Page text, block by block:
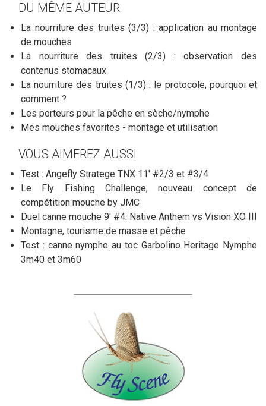
DU MÊME AUTEUR
La nourriture des truites (3/3) : application au montage
de mouches
La nourriture des truites (2/3) : observation des
contenus stomacaux
La nourriture des truites (1/3) : le protocole, pourquoi et
comment ?
Les porteurs pour la pêche en sèche/nymphe
Mes mouches favorites - montage et utilisation
VOUS AIMEREZ AUSSI
Test : Angefly Stratege TNX 11' #2/3 et #3/4
Le Fly Fishing Challenge, nouveau concept de
compétition mouche by JMC
Duel canne mouche 9' #4: Native Anthem vs Vision XO III
Montagne, tourisme de masse et pêche
Test : canne nymphe au toc Garbolino Heritage Nymphe
3m40 et 3m60